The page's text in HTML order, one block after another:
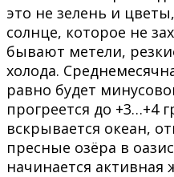
это не зелень и
солнце, которое не
бывают метели,
холода.
равно будет
прогреется до +3…+4
вскрывается океан,
пресные озёра в
начинается активная